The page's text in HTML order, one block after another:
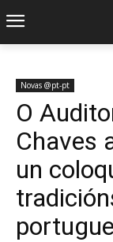
Novas @pt-pt
O
Chaves
un